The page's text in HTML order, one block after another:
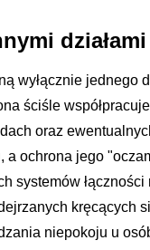
wyłącznie jednego
ściśle
oraz
ochrona jego
systemów
kręcących
niepokoju u